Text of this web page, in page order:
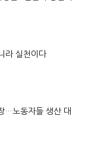
라 실천이다
…노동자들 생산 대